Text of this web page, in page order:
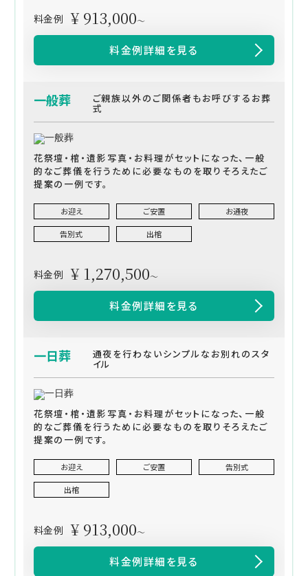
料金例 ¥ 913,000～
料金例詳細を見る
一般葬 ご親族以外のご関係者もお呼びするお葬
式
花祭壇・棺・遺影写真・お料理がセットになった、一般
的なご葬儀を行うために必要なものを取りそろえたご
提案の一例です。
お迎え ご安置 お通夜
告別式 出棺
料金例 ¥ 1,270,500～
料金例詳細を見る
一日葬 通夜を行わないシンプルなお別れのスタ
イル
花祭壇・棺・遺影写真・お料理がセットになった、一般
的なご葬儀を行うために必要なものを取りそろえたご
提案の一例です。
お迎え ご安置 告別式
出棺
料金例 ¥ 913,000～
料金例詳細を見る